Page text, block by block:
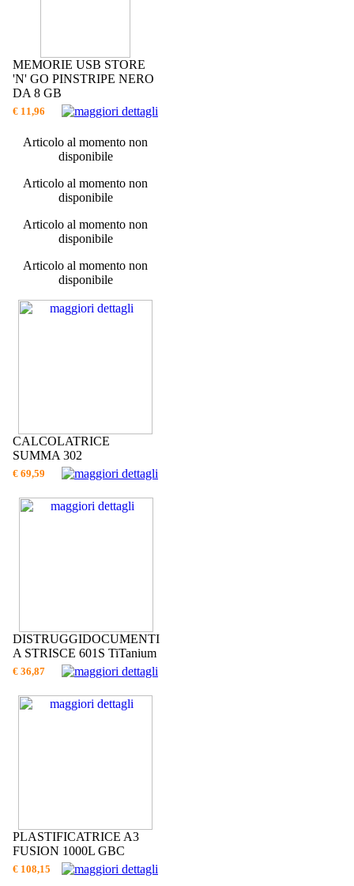
MEMORIE USB STORE
'N' GO PINSTRIPE NERO
DA 8 GB
€ 11,96
Articolo al momento non
disponibile
Articolo al momento non
disponibile
Articolo al momento non
disponibile
Articolo al momento non
disponibile
CALCOLATRICE
SUMMA 302
€ 69,59
DISTRUGGIDOCUMENTI
A STRISCE 601S TiTanium
€ 36,87
PLASTIFICATRICE A3
FUSION 1000L GBC
€ 108,15